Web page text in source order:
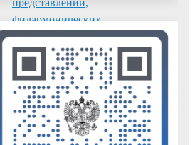
филармонических
и эстрадных
концертов и
гастрольных
мероприятий
театров и
филармоний,
киносеансов,